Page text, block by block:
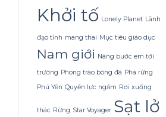
Khởi tố Lonely Planet Lãnh
đạo tỉnh mang thai Mục tiêu giáo dục
Nam giới Nâng bước em tới
trường Phong trào bóng đá Phá rừng
Phú Yên Quyền lực ngầm Rơi xuống
thác Rừng Star Voyager Sạt lở